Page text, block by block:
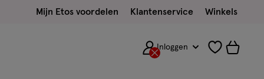
Mijn Etos voordelen Klantenservice Winkels
Inloggen